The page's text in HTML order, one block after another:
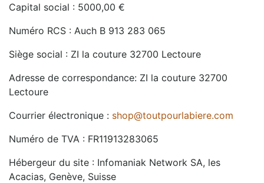
Capital social : 5000,00 €
Numéro RCS : Auch B 913 283 065
Siège social : ZI la couture 32700 Lectoure
Adresse de correspondance: ZI la couture 32700
Lectoure
Courrier électronique : shop@toutpourlabiere.com
Numéro de TVA : FR11913283065
Hébergeur du site : Infomaniak Network SA, les
Acacias, Genève, Suisse